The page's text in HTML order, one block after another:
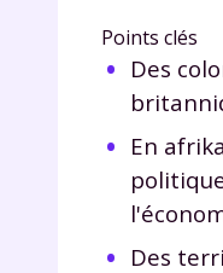
Points clés
Des
En
Des